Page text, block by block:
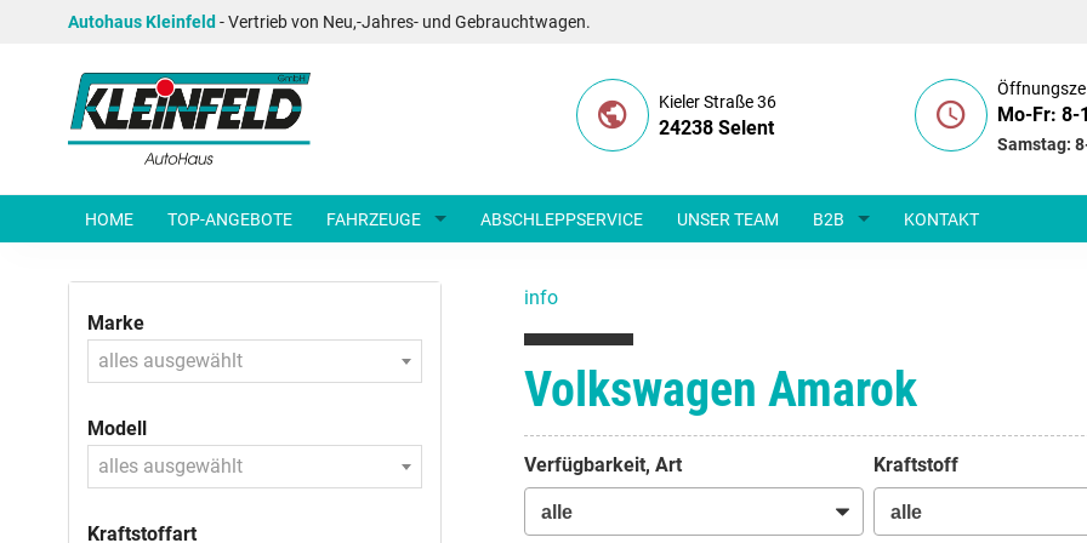
Autohaus Kleinfeld - Vertrieb von Neu,-Jahres- und Gebrauchtwagen.
Kieler Straße 36
24238 Selent
Mo-Fr: 8-
Samstag:
HOME TOP-ANGEBOTE FAHRZEUGE ABSCHLEPPSERVICE UNSER TEAM B2B KONTAKT
info
Volkswagen Amarok
Verfügbarkeit, Art Kraftstoff
Marke
alles ausgewählt
Modell
alles ausgewählt
Kraftstoffart